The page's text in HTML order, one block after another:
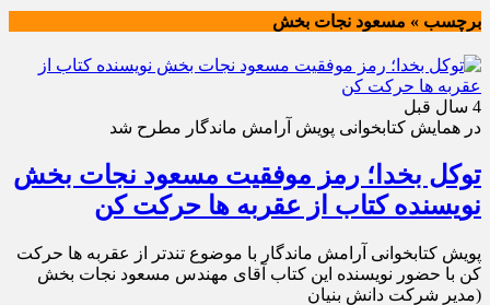
برچسب » مسعود نجات بخش
4 سال قبل
در همایش کتابخوانی پویش آرامش ماندگار مطرح شد
توکل بخدا؛ رمز موفقیت مسعود نجات بخش
نویسنده کتاب از عقربه ها حرکت کن
پویش کتابخوانی آرامش ماندگار با موضوع تندتر از عقربه ها حرکت
کن با حضور نویسنده این کتاب آقای مهندس مسعود نجات بخش
(مدیر شرکت دانش بنیان